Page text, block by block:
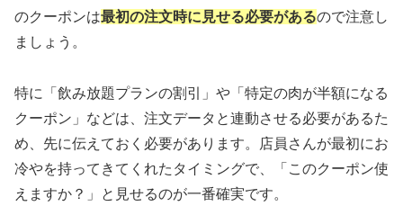
のクーポンは最初の注文時に見せる必要があるので注意し
ましょう。
特に「飲み放題プランの割引」や「特定の肉が半額になる
クーポン」などは、注文データと連動させる必要があるた
め、先に伝えておく必要があります。店員さんが最初にお
冷やを持ってきてくれたタイミングで、「このクーポン使
えますか？」と見せるのが一番確実です。